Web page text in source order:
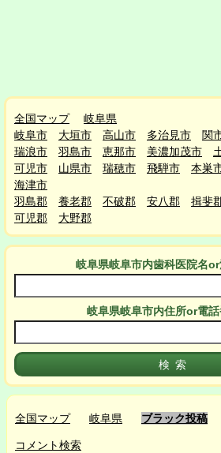
全国マップ
岐阜県
岐阜市
大垣市 高山市 多治見市 関
瑞浪市
羽島市 恵那市 美濃加茂市
可児市
山県市 瑞穂市 飛騨市 本巣
海津市
羽島郡
養老郡 不破郡 安八郡 揖斐
可児郡
大野郡
岐阜県岐阜市内歯科医院名
岐阜県岐阜市内住所or電
全国マップ 岐阜県 ブラック投稿
コメント検索